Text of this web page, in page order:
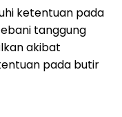
ketentuan pada
tanggung
akibat
pada butir